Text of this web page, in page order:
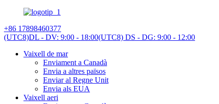
+86 17898460377
(UTC8)DL - DV: 9:00 - 18:00(UTC8) DS - DG: 9:00 - 12:00
Vaixell de mar
Enviament a Canadà
Envia a altres països
Enviar al Regne Unit
Envia als EUA
Vaixell aeri